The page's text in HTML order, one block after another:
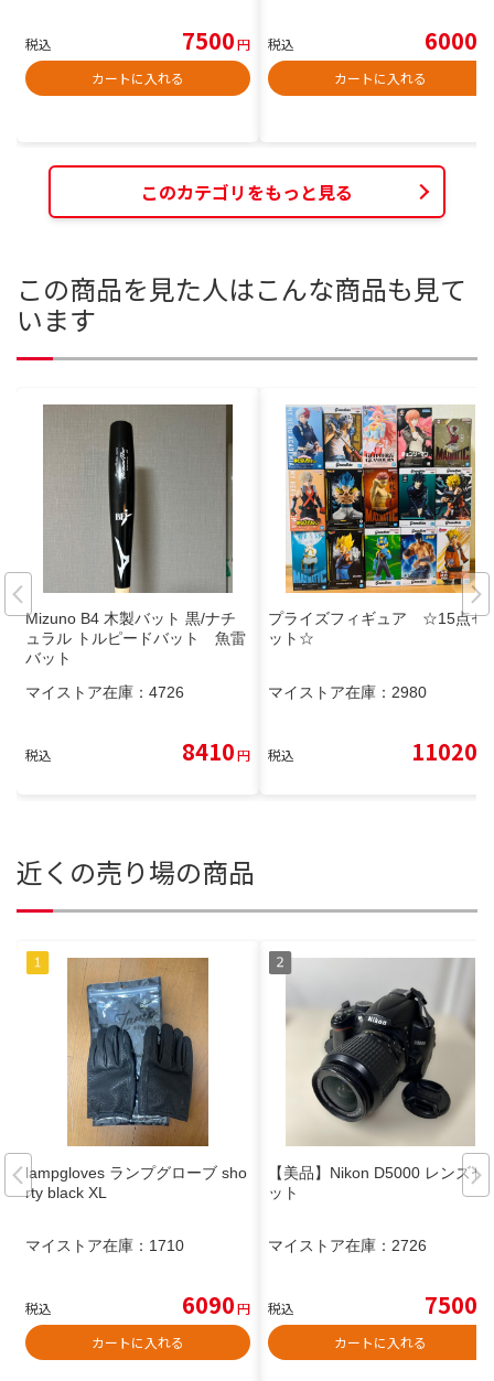
税込 7500円
カートに入れる
税込 6000
カートに入れる
このカテゴリをもっと見る
この商品を見た人はこんな商品も見て
います
Mizuno B4 木製バット 黒/ナチ
ュラル トルピードバット 魚雷
バット
マイストア在庫： 4726
税込 8410円
プライズフィギュア ☆15点セ
ット☆
マイストア在庫： 2980
税込 11020
近くの売り場の商品
lampgloves ランプグローブ sho
rty black XL
マイストア在庫： 1710
税込 6090円
カートに入れる
【美品】Nikon D5000 レンズセ
ット
マイストア在庫： 2726
税込 7500
カートに入れる